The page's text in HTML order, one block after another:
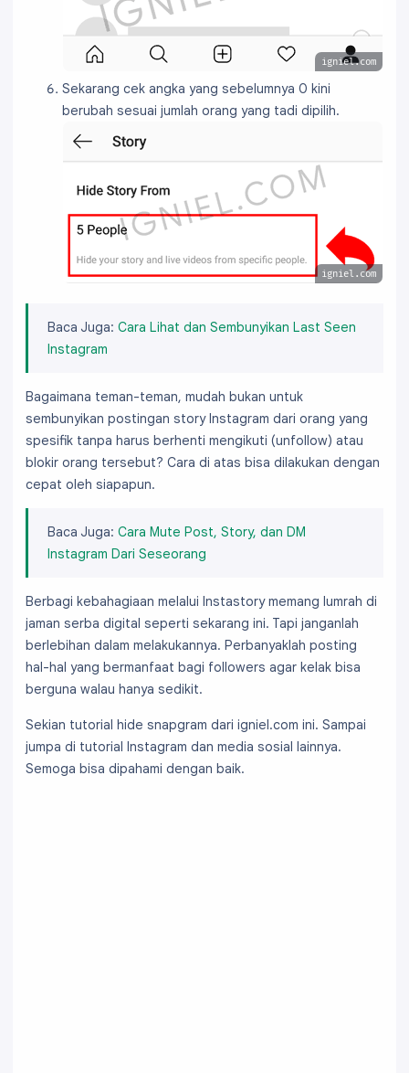
igniel.com
Sekarang cek angka yang sebelumnya 0 kini
berubah sesuai jumlah orang yang tadi dipilih.
igniel.com
Baca Juga: Cara Lihat dan Sembunyikan Last Seen
Instagram
Bagaimana teman-teman, mudah bukan untuk
sembunyikan postingan story Instagram dari orang yang
spesifik tanpa harus berhenti mengikuti (unfollow) atau
blokir orang tersebut? Cara di atas bisa dilakukan dengan
cepat oleh siapapun.
Baca Juga: Cara Mute Post, Story, dan DM
Instagram Dari Seseorang
Berbagi kebahagiaan melalui Instastory memang lumrah di
jaman serba digital seperti sekarang ini. Tapi janganlah
berlebihan dalam melakukannya. Perbanyaklah posting
hal-hal yang bermanfaat bagi followers agar kelak bisa
berguna walau hanya sedikit.
Sekian tutorial hide snapgram dari igniel.com ini. Sampai
jumpa di tutorial Instagram dan media sosial lainnya.
Semoga bisa dipahami dengan baik.